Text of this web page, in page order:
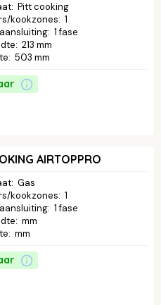
: Pitt cooking
kookzones: 1
: 1 fase
: 213 mm
: 503 mm
AIRTOPPRO
: Gas
kookzones: 1
: 1 fase
: mm
: mm